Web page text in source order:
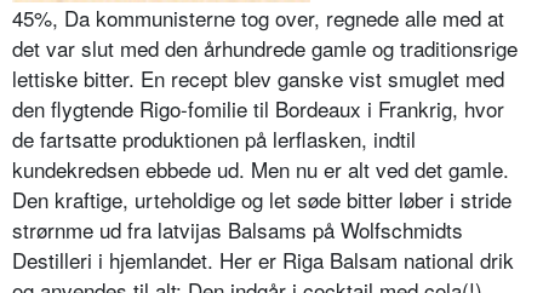
45%, Da kommunisterne tog over, regnede alle med at
det var slut med den århundrede gamle og tradi­tionsrige
lettiske bitter. En recept blev ganske vist smuglet med
den flygtende Rigo-fomilie til Bor­deaux i Frankrig, hvor
de fartsatte produktionen på lerflasken, indtil
kundekredsen ebbede ud. Men nu er alt ved det gamle.
Den kraftige, urteholdige og let søde bitter løber i stride
strørnme ud fra latvijas Balsams på Wolfschmidts
Destilleri i hjemlandet. Her er Riga Balsam national drik